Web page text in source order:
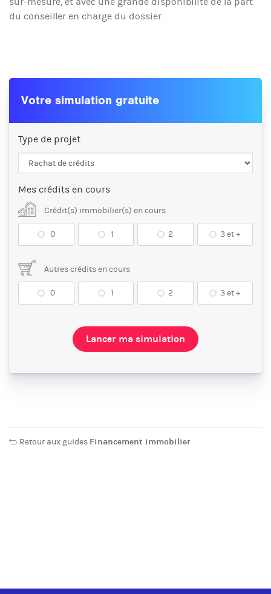
du conseiller en charge du dossier.
Votre simulation gratuite
Type de projet
Mes crédits en cours
Crédit(s) immobilier(s) en cours
0 1 2 3 et +
Autres crédits en cours
0 1 2 3 et +
Lancer ma simulation
Retour aux guides Financement immobilier